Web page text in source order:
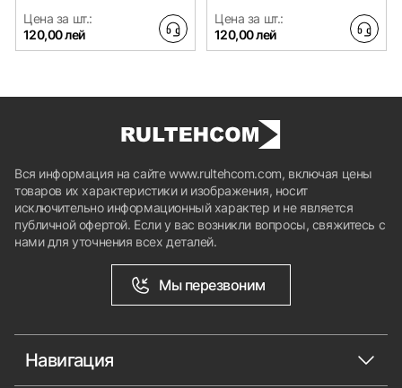
Цена за шт.:
120,00 лей
Цена за шт.:
120,00 лей
Вся информация на сайте www.rultehcom.com, включая цены
товаров их характеристики и изображения, носит
исключительно информационный характер и не является
публичной офертой. Если у вас возникли вопросы, свяжитесь с
нами для уточнения всех деталей.
Мы перезвоним
Навигация